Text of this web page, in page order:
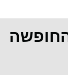
החופשה